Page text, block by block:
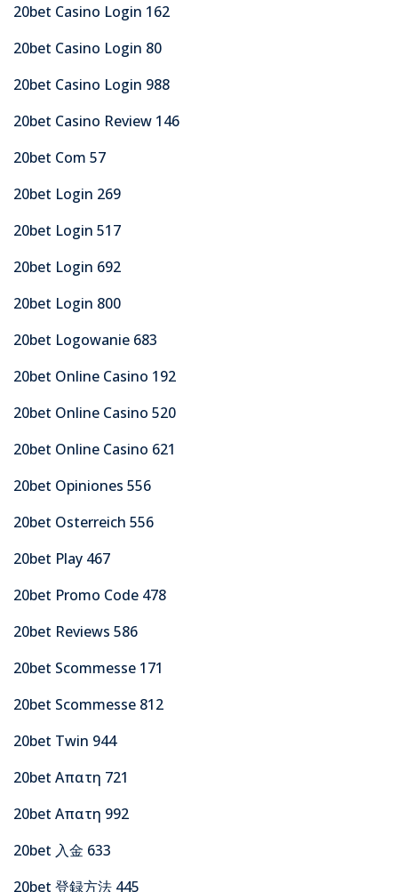
20bet Casino Login 162
20bet Casino Login 80
20bet Casino Login 988
20bet Casino Review 146
20bet Com 57
20bet Login 269
20bet Login 517
20bet Login 692
20bet Login 800
20bet Logowanie 683
20bet Online Casino 192
20bet Online Casino 520
20bet Online Casino 621
20bet Opiniones 556
20bet Osterreich 556
20bet Play 467
20bet Promo Code 478
20bet Reviews 586
20bet Scommesse 171
20bet Scommesse 812
20bet Twin 944
20bet Απατη 721
20bet Απατη 992
20bet 入金 633
20bet 登録方法 445